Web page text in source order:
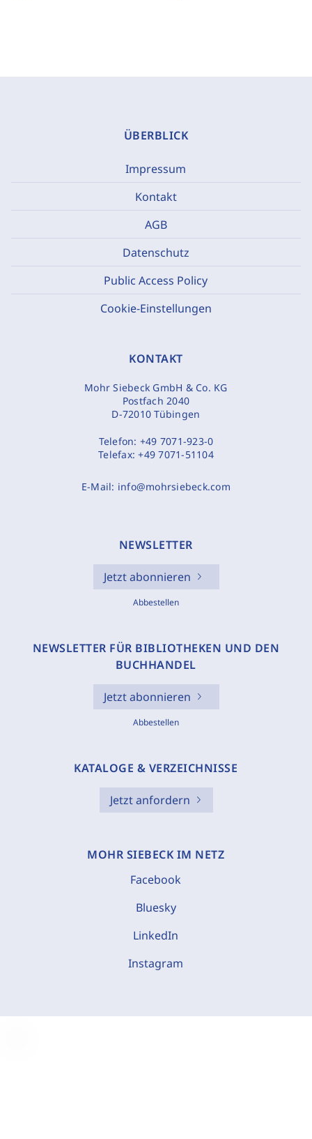
ÜBERBLICK
Impressum
Kontakt
AGB
Datenschutz
Public Access Policy
Cookie-Einstellungen
KONTAKT
Mohr Siebeck GmbH & Co. KG
Postfach 2040
D-72010 Tübingen
Telefon: +49 7071-923-0
Telefax:+49 7071-51104
E-Mail: info@mohrsiebeck.com
NEWSLETTER
Jetzt abonnieren
Abbestellen
NEWSLETTER FÜR BIBLIOTHEKEN UND DEN
BUCHHANDEL
Jetzt abonnieren
Abbestellen
KATALOGE & VERZEICHNISSE
Jetzt anfordern
MOHR SIEBECK IM NETZ
Facebook
Bluesky
LinkedIn
Instagram